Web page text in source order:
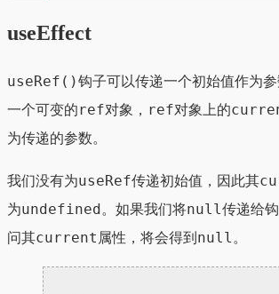
useEffect
useRef()钩子可以传递一个初始值作为
一个可变的ref对象， ref对象上的
为传递的参数。
我们没有为useRef传递初始值，因此其
为undefined。如果我们将null 传递给
问其current 属性，将会得到 null 。